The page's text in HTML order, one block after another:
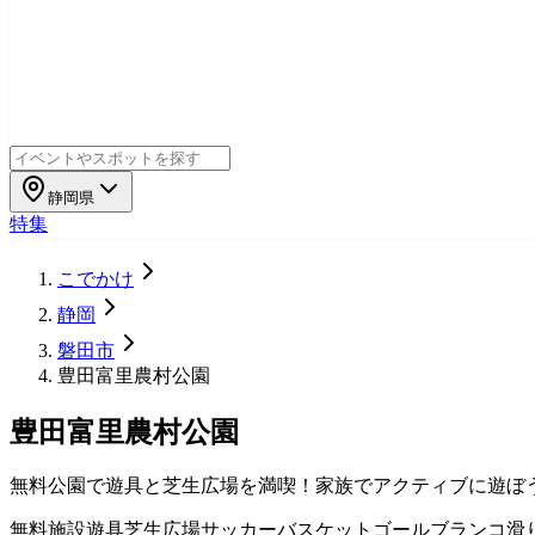
静岡県
特集
こでかけ
静岡
磐田市
豊田富里農村公園
豊田富里農村公園
無料公園で遊具と芝生広場を満喫！家族でアクティブに遊ぼ
無料施設遊具芝生広場サッカーバスケットゴールブランコ滑